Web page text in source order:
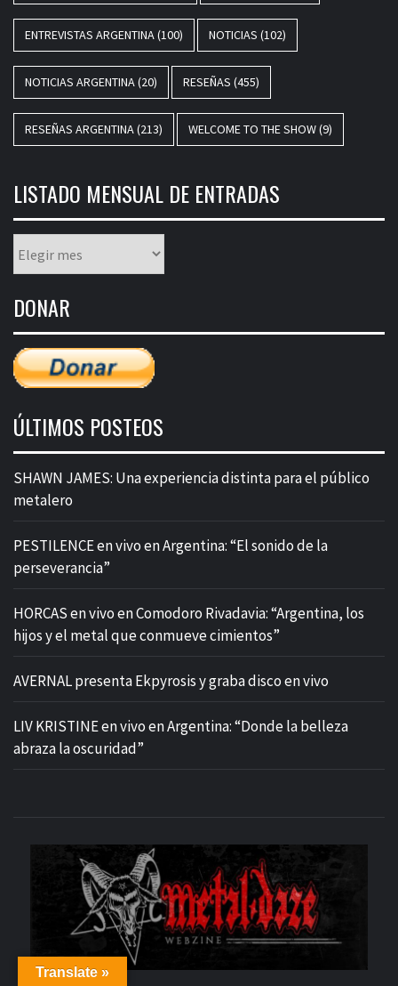
ENTREVISTAS ARGENTINA(100) NOTICIAS (102)
NOTICIAS ARGENTINA(20) RESEÑAS (455)
RESEÑAS ARGENTINA(213) WELCOME TO THE SHOW(9)
LISTADO MENSUAL DE ENTRADAS
mensual
entradas
DONAR
ÚLTIMOS POSTEOS
SHAWN JAMES: Una experiencia distinta para el público
metalero
PESTILENCE en vivo en Argentina: “El sonido de la
perseverancia”
HORCAS en vivo en Comodoro Rivadavia: “Argentina, los
hijos y el metal que conmueve cimientos”
AVERNAL presenta Ekpyrosis y graba disco en vivo
LIV KRISTINE en vivo en Argentina: “Donde la belleza
abraza la oscuridad”
Translate »